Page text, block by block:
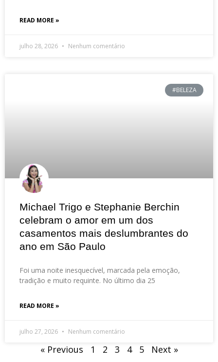
READ MORE »
julho 28, 2026 Nenhum comentário
#BELEZA
Michael Trigo e Stephanie Berchin
celebram o amor em um dos
casamentos mais deslumbrantes do
ano em São Paulo
Foi uma noite inesquecível, marcada pela emoção,
tradição e muito requinte. No último dia 25
READ MORE »
julho 27, 2026 Nenhum comentário
« Previous 1 2 3 4 5 Next »